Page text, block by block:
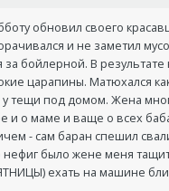
обновил своего
и не заметил
за бойлерной. В результате
царапины. Матюхался
у тещи под домом. Жена
и о маме и ваще о всех
- сам баран спешил
нефиг было жене меня
ехать на машине